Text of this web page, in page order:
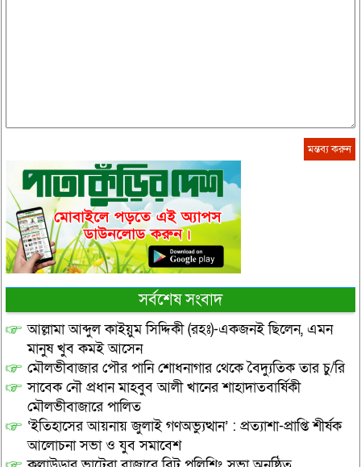
সর্বশেষ সংবাদ
আল্লামা আব্দুল কাইয়ুম সিদ্দিকী (রহঃ)-একজনই ছিলেন, এমন
মানুষ খুব কমই আসেন
মৌলভীবাজার পৌর পানি শোধনাগার থেকে বৈদ্যুতিক তার চু/রি
সাবেক নৌ প্রধান মাহবুব আলী খানের শাহাদাতবার্ষিকী
মৌলভীবাজারে পালিত
‘ইতিহাসের আয়নায় জুলাই গণঅভ্যুত্থান’ : প্রত্যাশা-প্রাপ্তি শীর্ষক
আলোচনা সভা ও যুব সমাবেশ